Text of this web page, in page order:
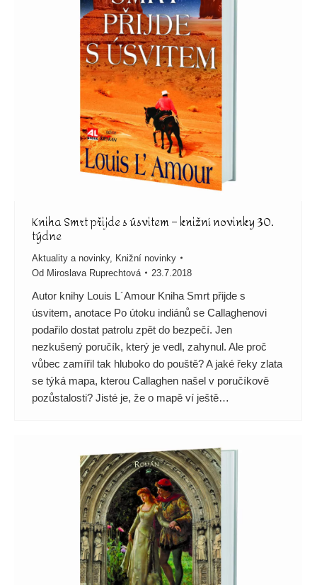
Kniha Smrt přijde s úsvitem – knižní novinky 30.
týdne
Aktuality a novinky, Knižní novinky
Od Miroslava Ruprechtová 23.7.2018
Autor knihy Louis L´Amour Kniha Smrt přijde s
úsvitem, anotace Po útoku indiánů se Callaghenovi
podařilo dostat patrolu zpět do bezpečí. Jen
nezkušený poručík, který je vedl, zahynul. Ale proč
vůbec zamířil tak hluboko do pouště? A jaké řeky zlata
se týká mapa, kterou Callaghen našel v poručíkově
pozůstalosti? Jisté je, že o mapě ví ještě…